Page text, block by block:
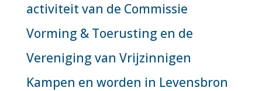
activiteit van de Commissie
Vorming & Toerusting en de
Vereniging van Vrijzinnigen
Kampen en worden in Levensbron